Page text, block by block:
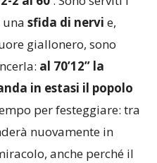
sfida di nervi e,
giallonero, sono
al 70’12” la
in estasi il popolo
per festeggiare: tra
nuovamente in
anche perché il